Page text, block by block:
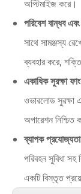
অপ্টিমাইজ করে।
পরিবেশ বান্ধব
সাথে সামঞ্জস্য
ব্যবহার করে,
একাধিক সুরক্ষা
ওভারলোড সুরক্ষা
অপারেশন নিশ্চিত
ব্যাপক
পরিবহন সুবিধা
একটি বিস্তৃত